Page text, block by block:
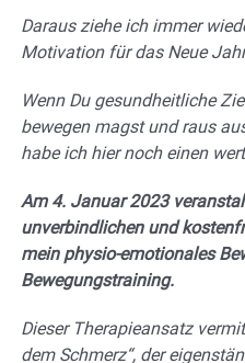
Daraus ziehe ich immer
Motivation für das Neue
Wenn Du gesundheitliche
bewegen magst und raus
habe ich hier noch einen
Am 4. Januar 2023
unverbindlichen und
mein physio-emotionales
Bewegungstraining.
Dieser Therapieansatz
dem Schmerz“, der